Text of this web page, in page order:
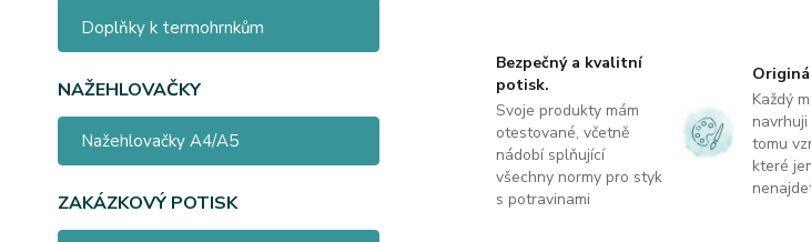
Doplňky k termohrnkům
NAŽEHLOVAČKY
Nažehlovačky A4/A5
ZAKÁZKOVÝ POTISK
Bezpečný a kvalitní
potisk.
Svoje produkty mám
otestované, včetně
nádobí splňující
všechny normy pro styk
s potravinami
Každý
tomu
které